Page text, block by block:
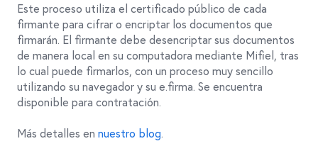
Este proceso utiliza el certificado público de cada
firmante para cifrar o encriptar los documentos que
firmarán. El firmante debe desencriptar sus documentos
de manera local en su computadora mediante Mifiel, tras
lo cual puede firmarlos, con un proceso muy sencillo
utilizando su navegador y su e.firma. Se encuentra
disponible para contratación.
Más detalles en nuestro blog.